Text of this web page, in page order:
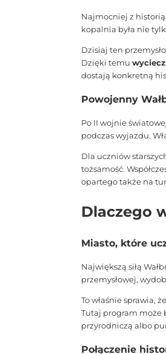
Najmocniej z historią
kopalnia była nie
Dzisiaj ten
Dzięki temu
dostają konkretną
Powojenny
Po II wojnie
podczas wyjazdu.
Dla uczniów
tożsamość.
opartego także na
Dlaczego
Miasto, które
Największą siłą
przemysłowej,
To właśnie sprawia,
Tutaj program może
przyrodniczą albo
Połączenie